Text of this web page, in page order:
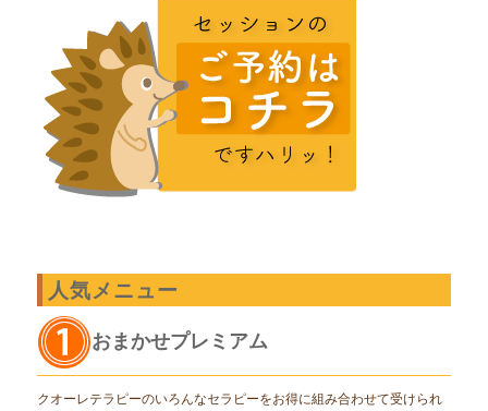
人気メニュー
おまかせプレミアム
クオーレテラピーのいろんなセラピーをお得に組み合わせて受けられ